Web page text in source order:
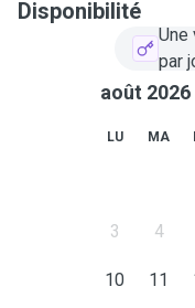
Disponibilité
Une
par
août 2026
LU MA
3 4
10 11